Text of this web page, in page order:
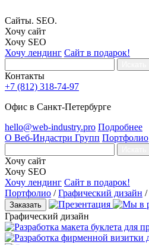
Сайты. SEO.
Хочу сайт
Хочу SEO
Хочу лендинг Сайт в подарок!
Контакты
+7 (812) 318-74-97
Офис в Санкт-Петербурге
hello@web-industry.pro Подробнее
О Веб-Индастри Групп Портфолио
Хочу сайт
Хочу SEO
Хочу лендинг Сайт в подарок!
Портфолио / Графический дизайн /
Заказать
Графический дизайн